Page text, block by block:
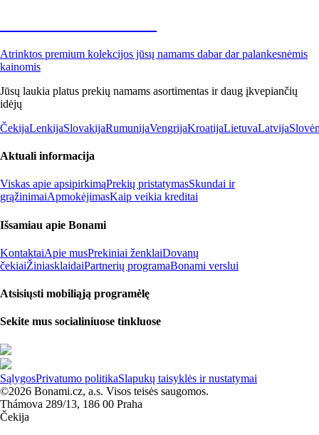
Atrinktos premium kolekcijos jūsų namams dabar dar palankesnėmis
kainomis
Jūsų laukia platus prekių namams asortimentas ir daug įkvepiančių
idėjų
ČekijaLenkijaSlovakijaRumunijaVengrijaKroatijaLietuvaLatvija
Aktuali informacija
Viskas apie apsipirkimąPrekių pristatymasSkundai ir
grąžinimaiApmokėjimasKaip veikia kreditai
Išsamiau apie Bonami
KontaktaiApie musPrekiniai ženklaiDovanų
čekiaiŽiniasklaidaiPartnerių programaBonami verslui
Atsisiųsti mobiliąją programėlę
Sekite mus socialiniuose tinkluose
SąlygosPrivatumo politikaSlapukų taisyklės ir nustatymai
©2026 Bonami.cz, a.s. Visos teisės saugomos.
Thámova 289/13, 186 00 Praha
Čekija